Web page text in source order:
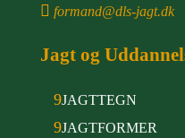
 formand@dls-jagt.dk
Jagt og
9JAGTTEGN
9JAGTFORMER